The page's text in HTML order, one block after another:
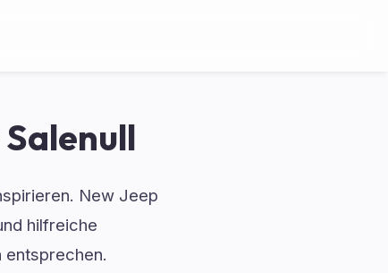
New Jeep
hilfreiche
entsprechen.